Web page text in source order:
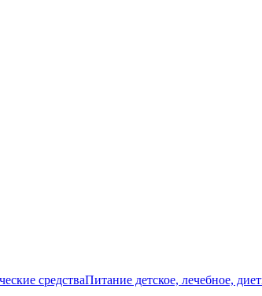
средстваПитание детское, лечебное,